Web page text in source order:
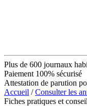
Plus de 600 journaux
Paiement 100% sécurisé
Attestation de parution
Accueil /Consulter les
Fiches pratiques et